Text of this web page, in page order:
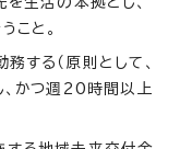
こと。
する（原則として、
、かつ週20時間以上